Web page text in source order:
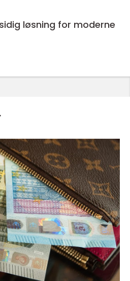
løsning for moderne